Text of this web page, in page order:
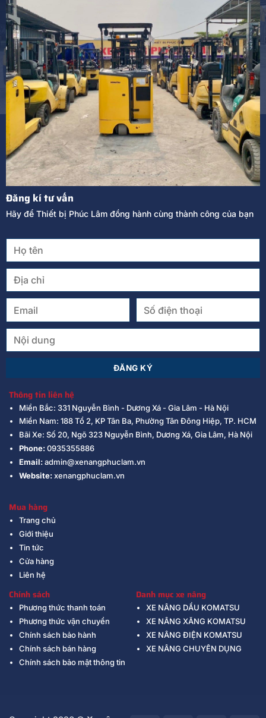
Đăng kí tư vấn
Hãy để Thiết bị Phúc Lâm đồng hành cùng thành công của bạn
Thông tin liên hệ
Miền Bắc: 331 Nguyễn Bình - Dương Xá - Gia Lâm - Hà Nội
Miền Nam: 188 Tổ 2, KP Tân Ba, Phường Tân Đông Hiệp, TP. HCM
Bãi Xe: Số 20, Ngõ 323 Nguyễn Bình, Dương Xá, Gia Lâm, Hà Nội
Phone:0935355886
Email:admin@xenangphuclam.vn
Website:xenangphuclam.vn
Mua hàng
Trang chủ
Giới thiệu
Tin tức
Cửa hàng
Liên hệ
Chính sách
Phương thức thanh toán
Phương thức vận chuyển
Chính sách bảo hành
Chính sách bán hàng
Chính sách bảo mật thông tin
Danh mục xe nâng
XE NÂNG DẦU KOMATSU
XE NÂNG XĂNG KOMATSU
XE NÂNG ĐIỆN KOMATSU
XE NÂNG CHUYÊN DỤNG